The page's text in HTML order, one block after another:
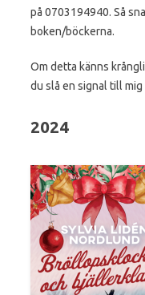
på 0703194940. Så
boken/böckerna.
Om detta känns
du slå en signal till
2024